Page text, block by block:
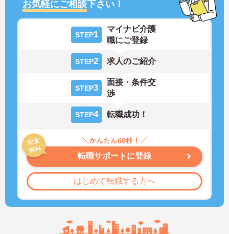
お気軽にご相談下さい！
STEP1
マイナビ介護
職にご登録
STEP2 求人のご紹介
STEP3
面接・条件交
渉
STEP4 転職成功！
転職サポートに登録
はじめて転職する方へ